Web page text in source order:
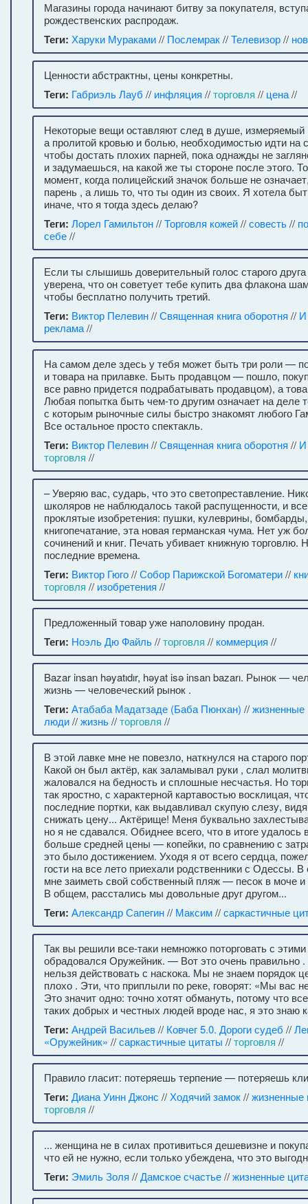
Магазины города начинают битву за покупателя,
рождественских распродаж.
Теги: Харуки Мураками// Послемрак//Телевизор//
Ценности абстрактны, цены конкретны.
Теги: Габриэль Лауб // инфляция //торговля // цена//
Некоторые вещи оставляют след в душе, измеряемый
а пролитой кровью и болью, необходимостью идти на
чтобы достать плохих парней, пока однажды не
и задумаешься, на какой же ты стороне после этого.
момент, когда полицейский значок больше не
парень , а лишь то, что ты один из своих. Я хотела
иначе, что я тогда здесь делаю?
Теги: Лорел Гамильтон//Торговля кожей//совесть//
себе//
Если ты слышишь доверительный голос старого
уверена, что он советует тебе купить два флакона
чтобы бесплатно получить третий.
Теги: Виктор Пелевин//Священная книга оборотня //
реклама//
На самом деле здесь у тебя может быть три роли —
и товара на прилавке. Быть продавцом — пошло,
все равно придется подрабатывать продавцом), а
Любая попытка быть чем-то другим означает на деле
с которым рыночные силы быстро знакомят любого
Все остальное просто спектакль.
Теги: Виктор Пелевин//Священная книга оборотня //
торговля //
– Уверяю вас, сударь, что это светопреставление.
школяров не наблюдалось такой распущенности, и
проклятые изобретения: пушки, кулеврины,
книгопечатание, эта новая германская чума. Нет уж
сочинений и книг. Печать убивает книжную торговлю.
последние времена.
Теги: Виктор Гюго//Собор Парижской Богоматери//
торговля // изобретения //
Предложенный товар уже наполовину продан.
Теги: Ноэль Дю Файль//торговля // коммерция //
Bazar insan həyatıdır, həyat isə insan bazarı. Рынок —
жизнь — человеческий рынок .
Теги: Атабаба Мадатзаде (Баба Пюнхан) //жизненные
люди//жизнь//торговля //
В этой лавке мне не повезло, наткнулся на старого
Какой он был актёр, как заламывал руки , слал
жаловался на бедность и сплошные несчастья. Но
так яростно, с характерной картавостью восклицая,
последние портки, как выдавливал скупую слезу,
снижать цену... Актёрище! Меня буквально
но я не сдавался. Обиднее всего, что в итоге удалось
больше средней цены — копейки, по сравнению с
это было достижением. Уходя я от всего сердца,
гости на все лето приехали родственники с Одессы. В
мне заиметь свой собственный пляж — песок в моче и
В общем, расстались мы довольные друг другом...
Теги: Александр Сапегин// Максим//саркастичные
Так вы решили все-таки немножко поторговать с
обрадовался Оружейник. — Вот это очень правильно .
нельзя действовать с наскока. Мы не знаем порядок
плохо . Эти, что приплыли по реке, говорят: «Мы вас
Это значит одно: точно хотят обмануть, потому что
таких добрых и честных людей вроде нас, я это знаю
Теги: Андрей Васильев// Ковчег 5.0. Дороги судеб //
«Оружейник» //саркастичные цитаты //торговля //
Правило гласит: потеряешь терпение — потеряешь
Теги: Диана Уинн Джонс // Ходячий замок//жизненные
торговля //
... женщина не в силах противиться дешевизне и
что ей не нужно, если только убеждена, что это
Теги: Эмиль Золя //Дамское счастье//жизненные